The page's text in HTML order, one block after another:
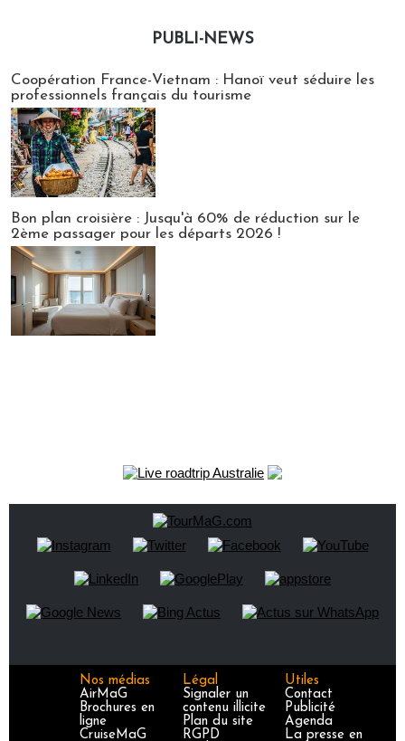
PUBLI-NEWS
Coopération France-Vietnam : Hanoï veut séduire les
professionnels français du tourisme
Bon plan croisière : Jusqu'à 60% de réduction sur le
2ème passager pour les départs 2026 !
Nos médias
AirMaG
Brochures en
ligne
CruiseMaG
Légal
Signaler un
contenu illicite
Plan du site
RGPD
Utiles
Contact
Publicité
Agenda
La presse en